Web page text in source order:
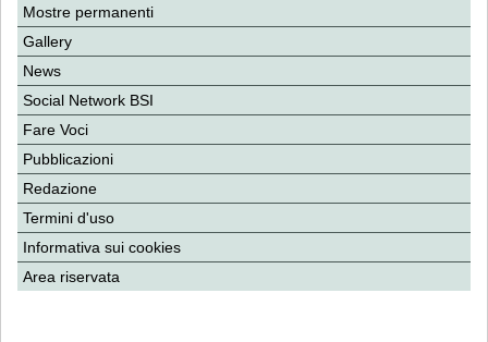
Mostre permanenti
Gallery
News
Social Network BSI
Fare Voci
Pubblicazioni
Redazione
Termini d'uso
Informativa sui cookies
Area riservata